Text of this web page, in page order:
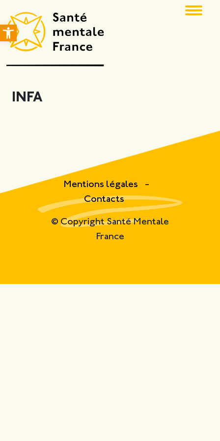
Ouvrir la barre d’outils
INFA
Mentions légales
Contacts
© Copyright Santé Mentale
France